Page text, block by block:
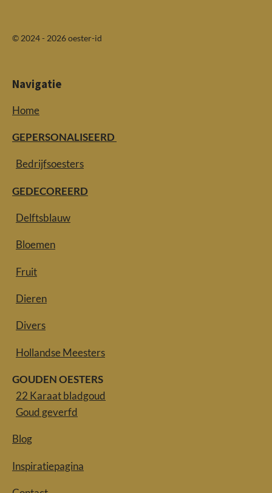
© 2024 - 2026 oester-id
Navigatie
Home
GEPERSONALISEERD
Bedrijfsoesters
GEDECOREERD
Delftsblauw
Bloemen
Fruit
Dieren
Divers
Hollandse Meesters
GOUDEN OESTERS
22 Karaat bladgoud
Goud geverfd
Blog
Inspiratiepagina